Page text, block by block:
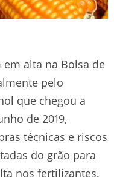
alta na Bolsa de
pelo
que chegou a
de 2019,
técnicas e riscos
do grão para
nos fertilizantes.